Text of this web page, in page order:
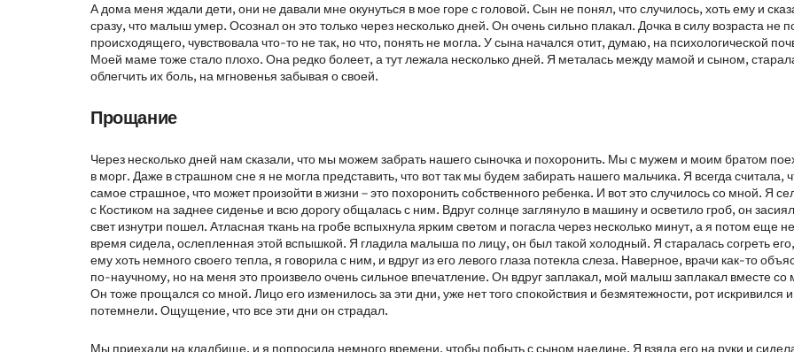
А дома меня ждали дети, они не давали мне окунуться в мое горе с головой. Сын не понял, что случилось, хоть ему и
сразу, что малыш умер. Осознал он это только через несколько дней. Он очень сильно плакал. Дочка в силу возраста не
происходящего, чувствовала что-то не так, но что, понять не могла. У сына начался отит, думаю, на психологической
Моей маме тоже стало плохо. Она редко болеет, а тут лежала несколько дней. Я металась между мамой и сыном,
облегчить их боль, на мгновенья забывая о своей.
Прощание
Через несколько дней нам сказали, что мы можем забрать нашего сыночка и похоронить. Мы с мужем и моим братом
в морг. Даже в страшном сне я не могла представить, что вот так мы будем забирать нашего мальчика. Я всегда считала,
самое страшное, что может произойти в жизни – это похоронить собственного ребенка. И вот это случилось со мной. Я
с Костиком на заднее сиденье и всю дорогу общалась с ним. Вдруг солнце заглянуло в машину и осветило гроб, он
свет изнутри пошел. Атласная ткань на гробе вспыхнула ярким светом и погасла через несколько минут, а я потом еще
время сидела, ослепленная этой вспышкой. Я гладила малыша по лицу, он был такой холодный. Я старалась согреть
ему хоть немного своего тепла, я говорила с ним, и вдруг из его левого глаза потекла слеза. Наверное, врачи как-то
по-научному, но на меня это произвело очень сильное впечатление. Он вдруг заплакал, мой малыш заплакал вместе со
Он тоже прощался со мной. Лицо его изменилось за эти дни, уже нет того спокойствия и безмятежности, рот искривился
потемнели. Ощущение, что все эти дни он страдал.